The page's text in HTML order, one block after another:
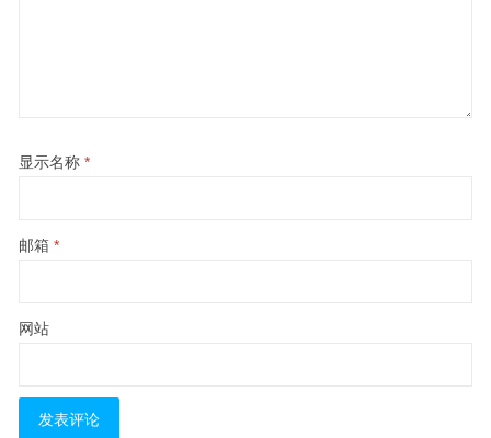
显示名称 *
邮箱 *
网站